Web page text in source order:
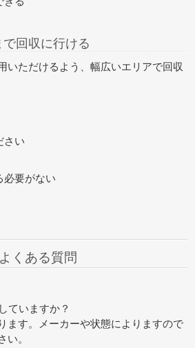
回収に行ける
いただけるよう、幅広いエリアで回収
さい
必要がない
くある質問
ていますか？
ます。メーカーや状態によりますので
い。